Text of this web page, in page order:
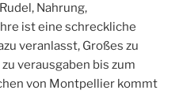
Nahrung,
ist eine schreckliche
veranlasst, Großes zu
verausgaben bis zum
von Montpellier kommt